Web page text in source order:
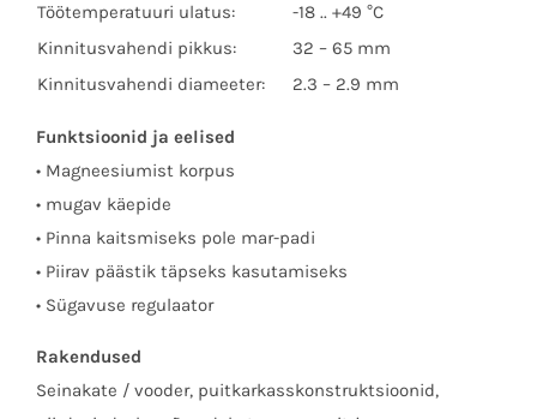
Töötemperatuuri ulatus:
-18 .. +49 °C
Kinnitusvahendi pikkus:
32 – 65 mm
Kinnitusvahendi diameeter:
2.3 – 2.9 mm
Funktsioonid ja eelised
• Magneesiumist korpus
• mugav käepide
• Pinna kaitsmiseks pole mar-padi
• Piirav päästik täpseks kasutamiseks
• Sügavuse regulaator
Rakendused
Seinakate / vooder, puitkarkasskonstruktsioonid,